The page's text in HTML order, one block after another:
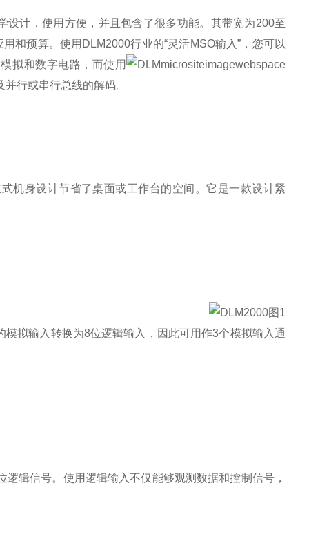
设计，使用方便，并且包含了很多功能。其带宽为200至
和预算。使用DLM2000行业的“灵活MSO输入”，您可以
拟和数字电路，而使用
行或串行总线的解码。
机身设计节省了桌面或工作台的空间。它是一款设计紧
拟输入转换为8位逻辑输入，因此可用作3个模拟输入通
辑信号。使用逻辑输入不仅能够观测数据和控制信号，